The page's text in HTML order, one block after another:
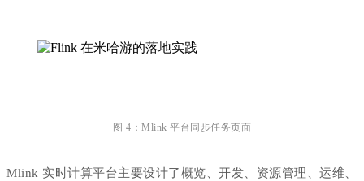
图 4：Mlink 平台同步任务页面
Mlink 实时计算平台主要设计了概览、开发、资源管理、运维、